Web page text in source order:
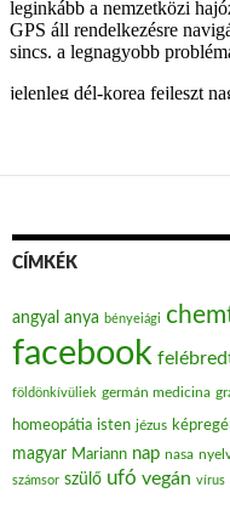
CÍMKÉK
angyal anya bényeiági
facebook
földönkívüliek germán medicina
homeopátia isten jézus
magyar Mariann nap nasa
számsor szülő ufó vegán vírus